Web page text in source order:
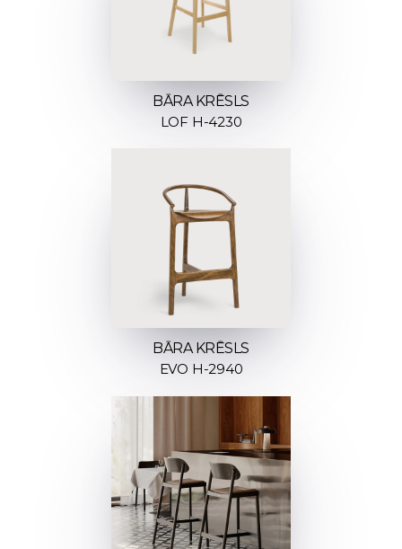
BĀRA KRĒSLS
LOF H-4230
BĀRA KRĒSLS
EVO H-2940